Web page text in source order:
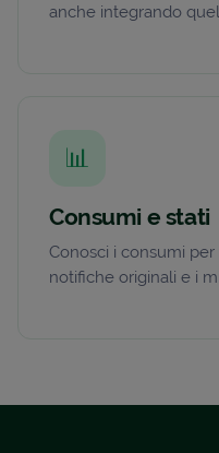
anche integrando
📊
Consumi e stati
Conosci i consumi
notifiche originali e i